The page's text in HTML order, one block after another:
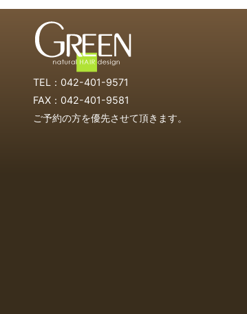
TEL：042-401-9571
FAX：042-401-9581
ご予約の方を優先させて頂きます。